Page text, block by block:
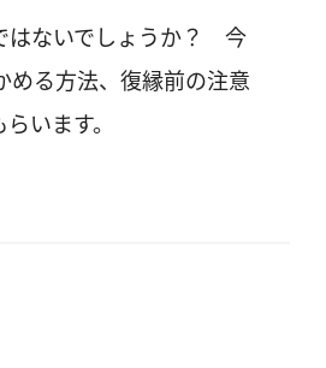
はないでしょうか？ 今
める方法、復縁前の注意
います。